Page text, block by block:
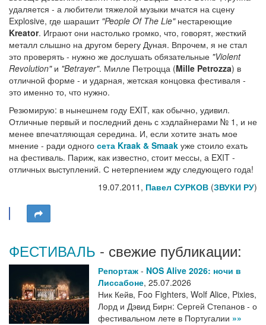
удаляется - а любители тяжелой музыки мчатся на сцену
Explosive, где шарашит "People Of The Lie"нестареющие
Kreator. Играют они настолько громко, что, говорят, жесткий
металл слышно на другом берегу Дуная. Впрочем, я не стал
это проверять - нужно же дослушать обязательные "Violent
Revolution"и "Betrayer". Милле Петроцца (Mille Petrozza) в
отличной форме - и ударная, жетская концовка фестиваля -
это именно то, что нужно.
Резюмирую: в нынешнем году EXIT, как обычно, удивил.
Отличные первый и последний день с хэдлайнерами № 1, и не
менее впечатляющая середина. И, если хотите знать мое
мнение - ради одного сета Kraak & Smaak уже стоило ехать
на фестиваль. Париж, как известно, стоит мессы, а EXIT -
отличных выступлений. С нетерпением жду следующего года!
19.07.2011, Павел СУРКОВ (ЗВУКИ РУ)
ФЕСТИВАЛЬ - свежие публикации:
Репортаж - NOS Alive 2026: ночи в
Лиссабоне, 25.07.2026
Ник Кейв, Foo Fighters, Wolf Alice, Pixies,
Лорд и Дэвид Бирн: Сергей Степанов - о
фестивальном лете в Португалии »»